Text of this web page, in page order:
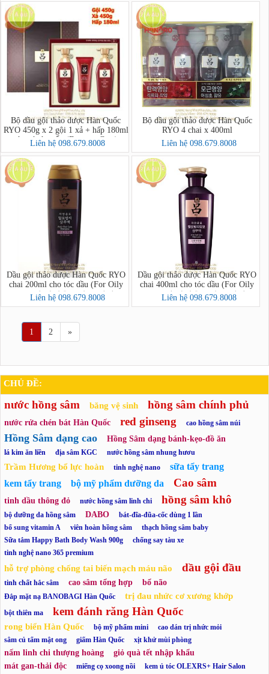
Bộ dầu gội thảo dược Hàn Quốc
RYO 450g x 2 gội 1 xả + hấp 180ml
cho tóc hư tổn (Damage Care)
Liên hệ 098.679.8008
Bộ dầu gội thảo dược Hàn Quốc
RYO 4 chai x 400ml
Liên hệ 098.679.8008
Dầu gội thảo dược Hàn Quốc RYO
chai 200ml cho tóc dầu (For Oily
Sclap-려 자양윤모샴푸(지성))
Liên hệ 098.679.8008
Dầu gội thảo dược Hàn Quốc RYO
chai 400ml cho tóc dầu (For Oily
Sclap-려 자양윤모샴푸(지성))
Liên hệ 098.679.8008
1 2 »
CHỦ ĐỀ:
nước hồng sâm băng vệ sinh hồng sâm chính phủ
nước rửa chén bát Hàn Quốc red ginseng cao hồng sâm núi
Hồng Sâm dạng cao Hồng Sâm dạng bánh-kẹo-đồ ăn
lá kim ăn liền địa sâm KGC nước hồng sâm nhung hươu
Trầm Hương bổ lực hoàn tinh nghệ nano
sữa tẩy trang
kem tẩy trang
bộ mỹ phẩm dưỡng da Cao sâm
tinh dầu thông đỏ nước hồng sâm linh chi hồng sâm khô
bộ dưỡng da hồng sâm DABO
bát-đĩa-đũa-cốc dùng 1 lần
bổ sung vitamin A
viên hoàn hồng sâm
thạch hồng sâm baby
Sữa tắm Happy Bath Body Wash 900g
chống say tàu xe
tinh nghệ nano 365 premium
hỗ trợ phòng chống tai biến mạch máu não dầu gội đầu
tinh chất hắc sâm cao sâm tổng hợp bổ não
Đắp mặt nạ BANOBAGI Hàn Quốc trị đau nhức cơ xương khớp
bột thiên ma kem đánh răng Hàn Quốc
rong biển Hàn Quốc bộ mỹ phẩm mini
cao dán trị nhức mỏi
sâm củ tẩm mật ong
giấm Hàn Quốc xịt khử mùi phòng
nấm linh chi thượng hoàng
giỏ quà tết nhập khẩu
mát gan-thải độc
miếng cọ xoong nồi
kem ủ tóc OLEXRS+ Hair Salon